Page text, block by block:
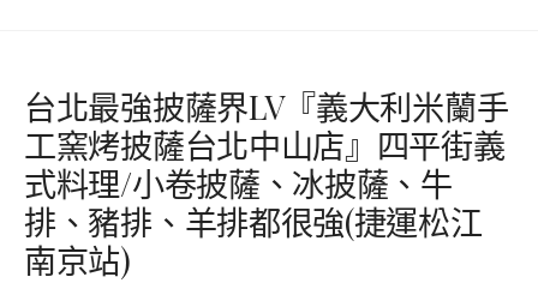
台北最強披薩界LV『義大利米蘭手
工窯烤披薩台北中山店』四平街義
式料理/小卷披薩、冰披薩、牛
排、豬排、羊排都很強(捷運松江
南京站)